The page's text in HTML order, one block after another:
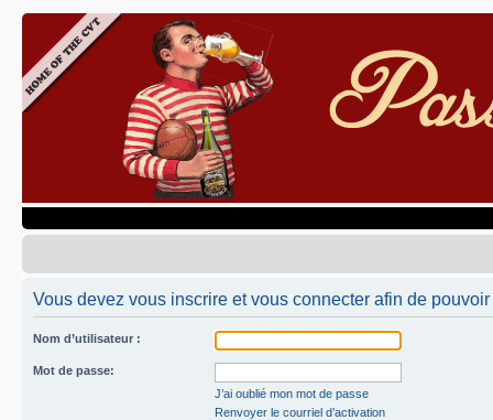
Vous devez vous inscrire et vous connecter afin de
Nom d’utilisateur :
Mot de passe:
J’ai oublié mon mot de passe
Renvoyer le courriel d’activation